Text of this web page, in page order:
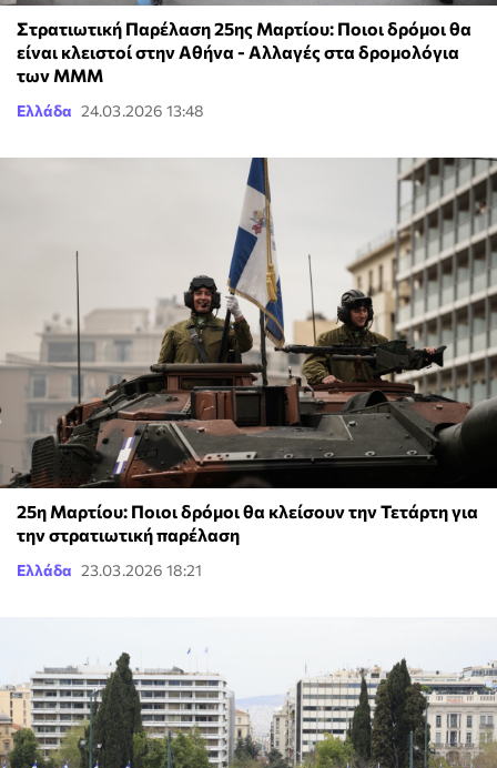
Στρατιωτική Παρέλαση 25ης Μαρτίου: Ποιοι δρόμοι θα
είναι κλειστοί στην Αθήνα - Αλλαγές στα δρομολόγια
των ΜΜΜ
Ελλάδα 24.03.2026 13:48
25η Μαρτίου: Ποιοι δρόμοι θα κλείσουν την Τετάρτη για
την στρατιωτική παρέλαση
Ελλάδα 23.03.2026 18:21